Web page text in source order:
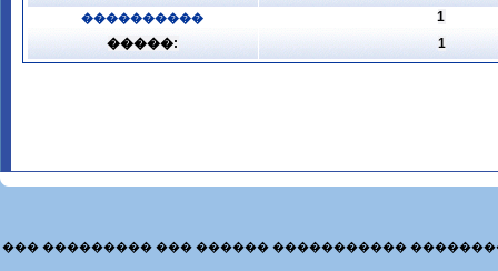
����������
1
�����:
1
��� ��������� ��� ������ �����������